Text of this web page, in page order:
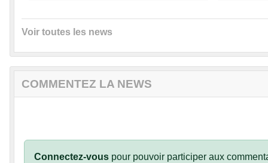
Voir toutes les news
COMMENTEZ LA NEWS
Connectez-vous pour pouvoir participer aux